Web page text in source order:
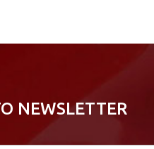
NEWSLETTER